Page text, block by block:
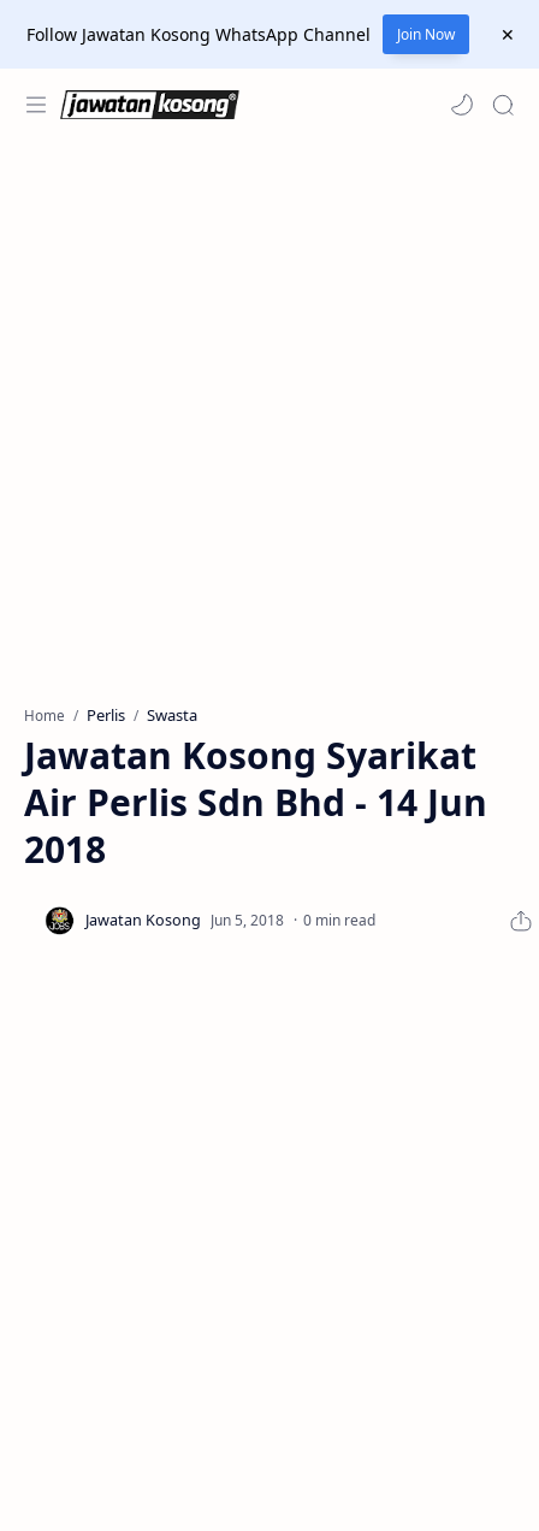
Follow Jawatan Kosong WhatsApp Channel Join Now
Home Perlis Swasta
Jawatan Kosong Syarikat
Air Perlis Sdn Bhd - 14 Jun
2018
0 min read